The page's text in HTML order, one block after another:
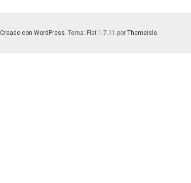
Creado con WordPress. Tema: Flat 1.7.11 por Themeisle.